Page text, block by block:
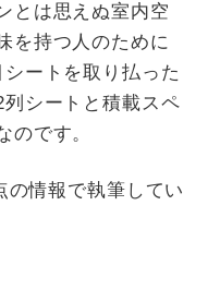
とは思えぬ室内空
を持つ人のために
ートを取り払った
シートと積載スペ
のです。
情報で執筆してい